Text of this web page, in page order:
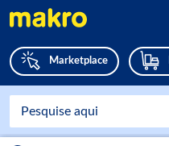
Marketplace